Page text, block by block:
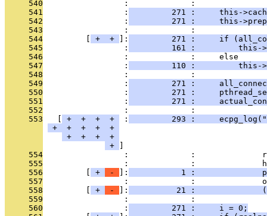
     540
                 :             :
     541
                 :
271 :     this-
     542
                 :
271 :     this-
     543
                 :             :
     544
+ + ]:
271 :     if
     545
                 :
161 :         this-
     546
                 :             :     else
     547
                 :
110 :         this-
     548
                 :             :
     549
                 :
271 :
     550
                 :
271 :
     551
                 :
271 :
     552
                 :             :
     553
+ + + + :
293 :
+
+ + +
+
+
+ +
+
+
     554
:             :
     555
:             :
     556
+ - ]:
1 :
     557
:             :
     558
+ - ]:
21 :
     559
                 :             :
     560
                 :
         271 :     i = 0;